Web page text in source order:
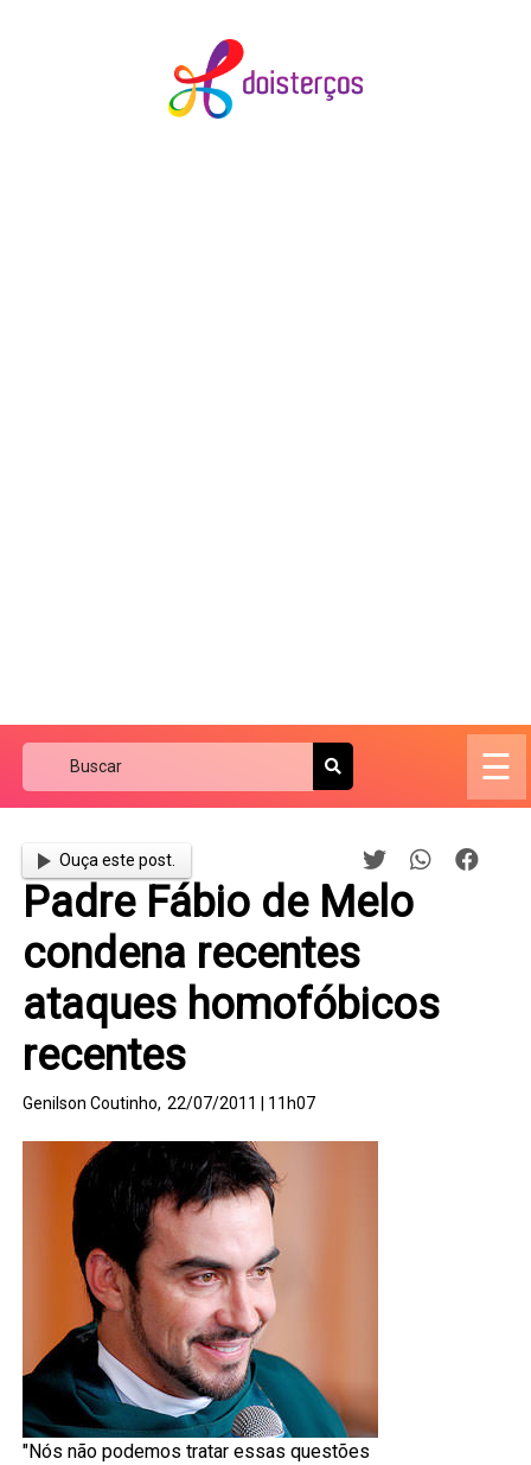
☰
Ouça este post.
Padre Fábio de Melo
condena recentes
ataques homofóbicos
recentes
Genilson Coutinho, 22/07/2011 | 11h07
"Nós não podemos tratar essas questões